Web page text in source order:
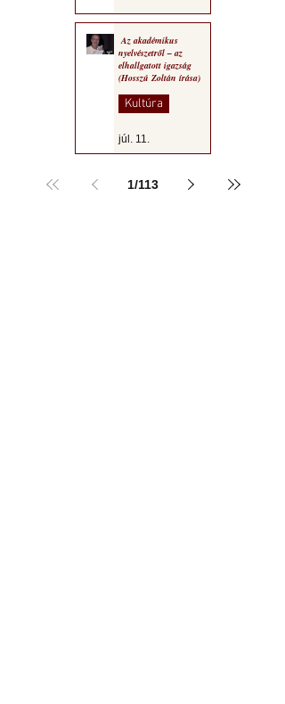
Az akadémikus
nyelvészetről – az
elhallgatott igazság
(Hosszú Zoltán írása)
Kultúra
júl. 11.
1/113